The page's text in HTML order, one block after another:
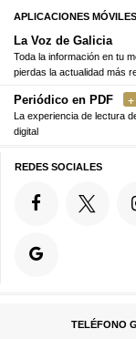
APLICACIONES MÓVILES
La Voz de Galicia
Toda la información en tu
pierdas la actualidad más
Periódico en PDF
La experiencia de lectura
digital
REDES SOCIALES
TELÉFONO